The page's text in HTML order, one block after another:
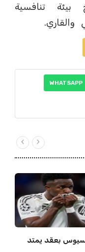
تنافسية
والقاري.
WHATSAPP
بعقد يمتد